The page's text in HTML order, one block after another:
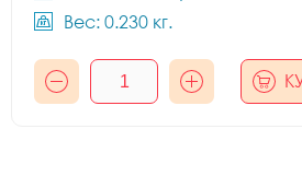
Вес: 0.230 кг.